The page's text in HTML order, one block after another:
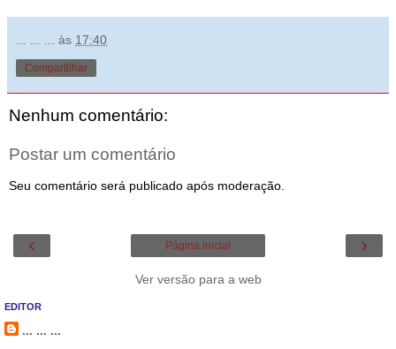
às 17:40
Compartilhar
Nenhum comentário:
Postar um comentário
Seu comentário será publicado após moderação.
‹ ›
Página inicial
Ver versão para a web
EDITOR
... ... ...